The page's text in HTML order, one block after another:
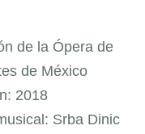
de la Ópera de
de México
2018
Srba Dinic